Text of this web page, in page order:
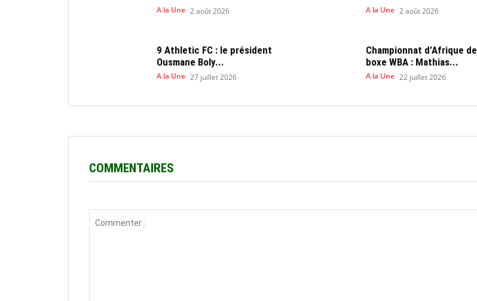
A la Une 2 août 2026 A la Une 2 août 2026
9 Athletic FC : le président
Ousmane Boly...
A la Une 27 juillet 2026
Championnat d’Afrique de
boxe WBA : Mathias...
A la Une 22 juillet 2026
COMMENTAIRES